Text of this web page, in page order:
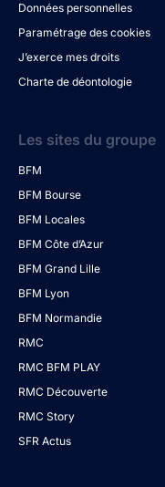
Données personnelles
Paramétrage des cookies
J’exerce mes droits
Charte de déontologie
Les sites du groupe
BFM
BFM Bourse
BFM Locales
BFM Côte d’Azur
BFM Grand Lille
BFM Lyon
BFM Normandie
RMC
RMC BFM PLAY
RMC Découverte
RMC Story
SFR Actus